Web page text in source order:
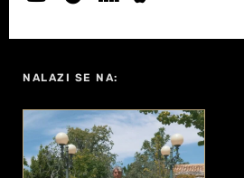
NALAZI SE NA: